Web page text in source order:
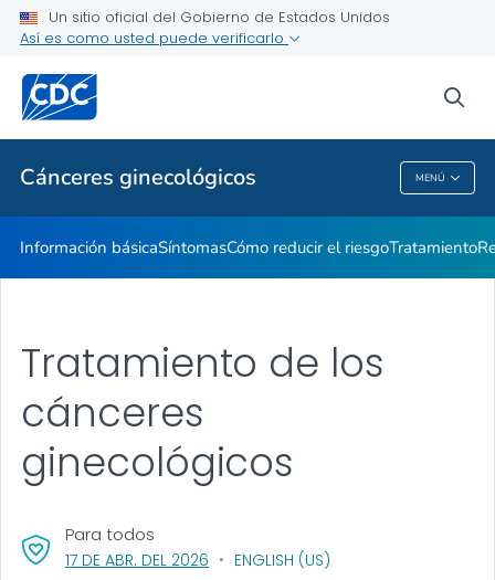
Un sitio oficial del Gobierno de Estados Unidos
Así es como usted puede verificarlo
Cánceres ginecológicos MENÚ
Qué están haciendo los CDC
Temas relacionados
Cánceres Ginecológicos
Información básicaSíntomasCómo reducir el riesgoTratamiento
Tratamiento de los
cánceres
ginecológicos
17 DE ABR. DEL 2026 , VISIT LINK FOR DETAILS.
ENGLISH (US)
Para todos